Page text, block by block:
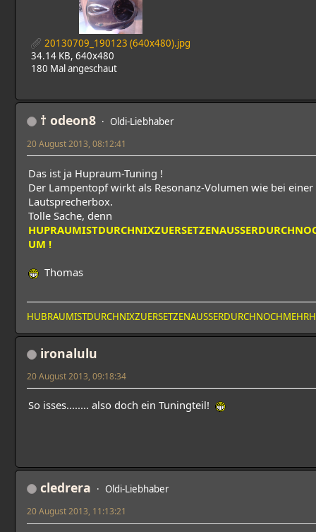
20130709_190123 (640x480).jpg
34.14 KB, 640x480
180 Mal angeschaut
† odeon8 Oldi-Liebhaber
20 August 2013, 08:12:41
Das ist ja Hupraum-Tuning !
Der Lampentopf wirkt als Resonanz-Volumen wie bei einer
Lautsprecherbox.
Tolle Sache, denn
UM !
Thomas
ironalulu
20 August 2013, 09:18:34
So isses........ also doch ein Tuningteil!
cledrera Oldi-Liebhaber
20 August 2013, 11:13:21